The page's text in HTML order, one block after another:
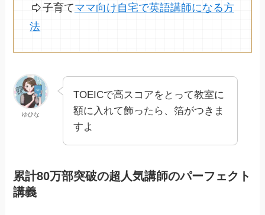
子育てママ向け自宅で英語講師になる方
法
ゆひな
TOEICで高スコアをとって教室に
額に入れて飾ったら、箔がつきま
すよ
累計80万部突破の超人気講師のパーフェクト
講義